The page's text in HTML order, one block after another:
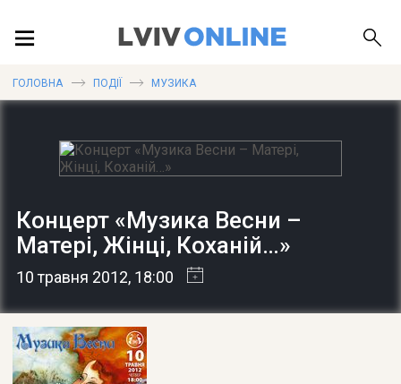
ПУБЛІКАЦІЇ
ДОВІДКА
ГОЛОВНА ПОДІЇ МУЗИКА
Концерт «Музика Весни –
Матері, Жінці, Коханій…»
10 травня 2012, 18:00